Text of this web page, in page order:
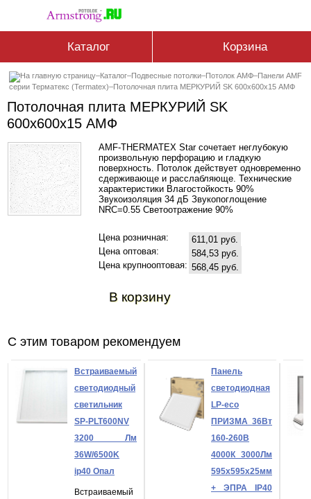
Каталог Корзина
–Каталог–Подвесные потолки–Потолок АМФ–Панели AMF
серии Терматекс (Termatex)–Потолочная плита МЕРКУРИЙ SK 600x600x15 АМФ
Потолочная плита МЕРКУРИЙ SK
600x600x15 АМФ
AMF-THERMATEX Star сочетает неглубокую
произвольную перфорацию и гладкую
поверхность. Потолок действует одновременно
сдерживающе и расслабляюще. Технические
характеристики Влагостойкость 90%
Звукоизоляция 34 дБ Звукопоглощение
NRC=0.55 Светоотражение 90%
Цена розничная:
611,01 руб.
Цена оптовая:
584,53 руб.
Цена крупнооптовая: 568,45 руб.
В корзину
С этим товаром рекомендуем
Встраиваемый
светодиодный
светильник
SP-PLT600NV
3200 Лм
36W/6500K
ip40 Опал
Встраиваемый
Панель
светодиодная
LP-eco
ПРИЗМА 36Вт
160-260В
4000К 3000Лм
595х595х25мм
+ ЭПРА IP40